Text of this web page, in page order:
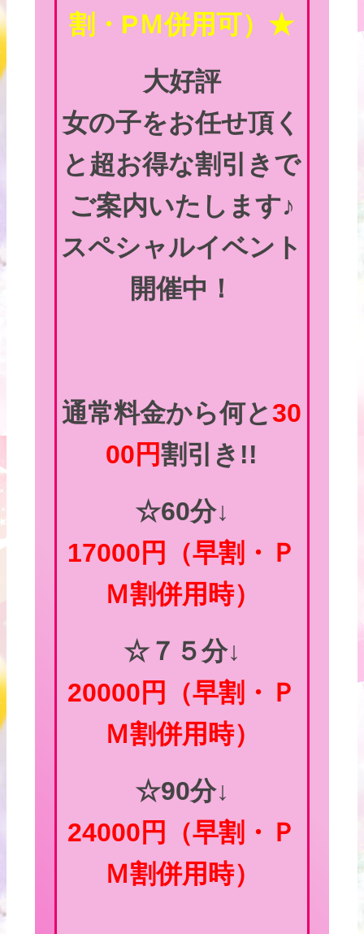
割・PＭ併用可）★
大好評
女の子をお任せ頂く
と超お得な割引きで
ご案内いたします♪
スペシャルイベント
開催中！
通常料金から何と30
00円割引き!!
☆60分↓
17000円（早割・Ｐ
Ｍ割併用時）
☆７５分↓
20000円
（早割・Ｐ
Ｍ割併用時）
☆90分↓
24000円
（早割・Ｐ
Ｍ割併用時）